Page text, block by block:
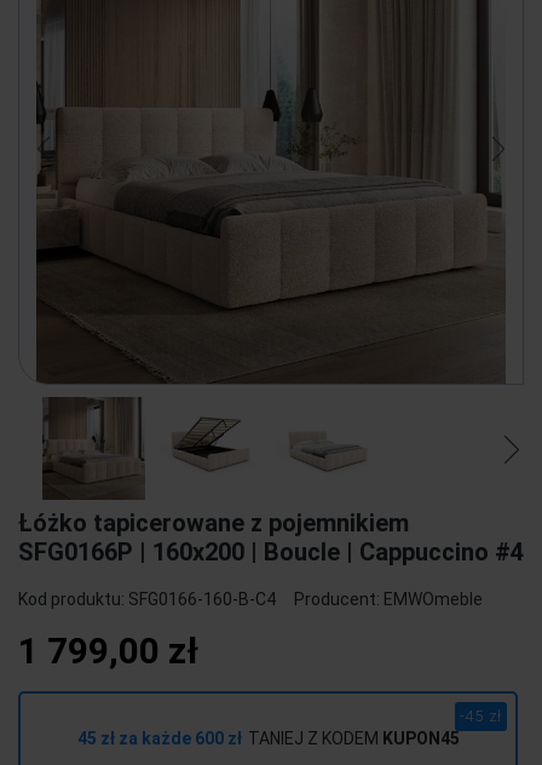
Łóżko tapicerowane z pojemnikiem
SFG0166P | 160x200 | Boucle | Cappuccino #4
Kod produktu: SFG0166-160-B-C4 Producent: EMWOmeble
1 799,00 zł
45 zł za każde 600 zł TANIEJ Z KODEM KUPON45
-45 zł